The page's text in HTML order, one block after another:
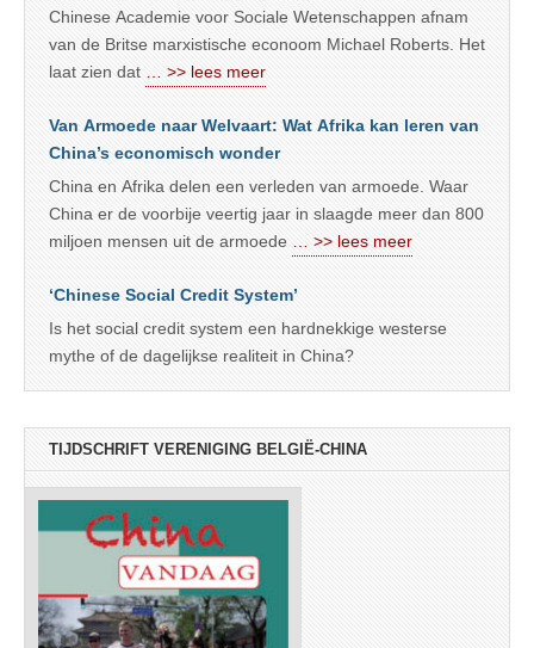
Chinese Academie voor Sociale Wetenschappen afnam
van de Britse marxistische econoom Michael Roberts. Het
laat zien dat
… >> lees meer
Van Armoede naar Welvaart: Wat Afrika kan leren van
China’s economisch wonder
China en Afrika delen een verleden van armoede. Waar
China er de voorbije veertig jaar in slaagde meer dan 800
miljoen mensen uit de armoede
… >> lees meer
‘Chinese Social Credit System’
Is het social credit system een hardnekkige westerse
mythe of de dagelijkse realiteit in China?
TIJDSCHRIFT VERENIGING BELGIË-CHINA